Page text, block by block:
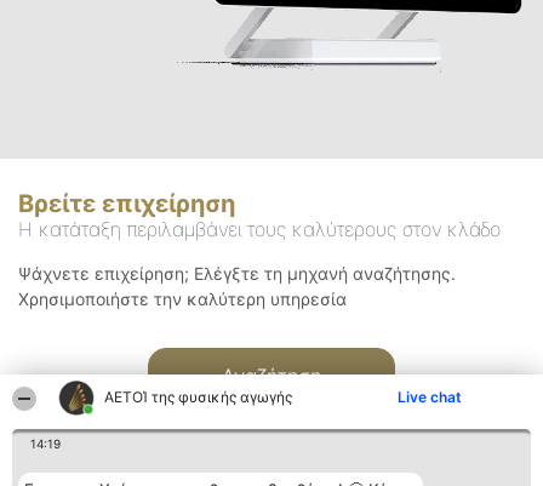
ΑΕΤΟΊ της φυσικής αγωγής Live chat
14:19
Βρείτε επιχείρηση
Η κατάταξη περιλαμβάνει τους καλύτερους στον κλάδο
Ψάχνετε επιχείρηση; Ελέγξτε τη μηχανή αναζήτησης.
Χρησιμοποιήστε την καλύτερη υπηρεσία
Αναζήτηση